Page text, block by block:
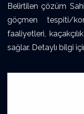
Belirtilen çözüm
göçmen tespiti/
faaliyetleri,
sağlar. Detaylı bilgi